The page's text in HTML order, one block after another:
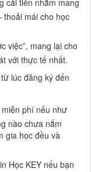
thoải mái cho học
việc”, mang lại cho
với thực tế nhất.
lúc đăng ký đến
phí nếu như
nào chưa nắm
gia học đều và
Học KEY nếu bạn